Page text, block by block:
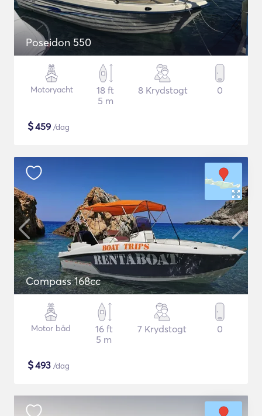
Poseidon 550
Motoryacht
18 ft
5 m
8 Krydstogt 0
$459 /dag
Compass 168cc
Motor båd
16 ft
5 m
7 Krydstogt 0
$493 /dag